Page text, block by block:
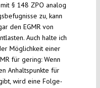
§ 148 ZPO analog
zu, kann
den EGMR von
Auch halte ich
Möglichkeit einer
für gering: Wenn
Anhaltspunkte für
wird eine Folge-